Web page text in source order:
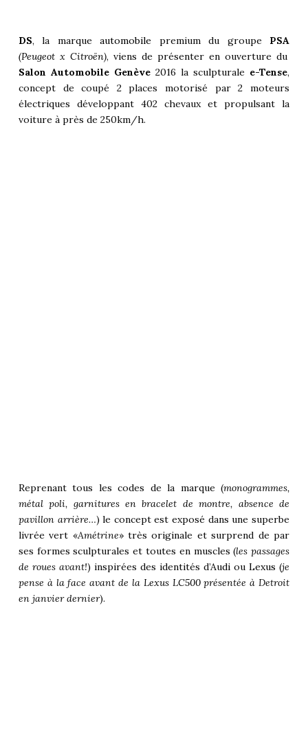
DS, la marqueautomobile premium du groupe PSA
(Peugeotx Citroën), viens de présenter en ouverture du
Salon Automobile Genève2016 la sculpturale e-Tense,
concept de coupé 2 places motorisé par 2 moteurs
électriques développant 402 chevaux et propulsant la
voiture à près de 250km/h.
Reprenant tous les codes de la marque (monogrammes,
métal poli, garnitures en bracelet de montre, absence de
pavillon arrière…) le concept est exposé dans une superbe
livrée vert «Amétrine» très originale et surprend de par
ses formes sculpturales et toutes en muscles (les passages
de roues avant!) inspirées des identités d’Audi ouLexus (je
pense à la face avant de la Lexus LC500présentée à Detroit
en janvier dernier).